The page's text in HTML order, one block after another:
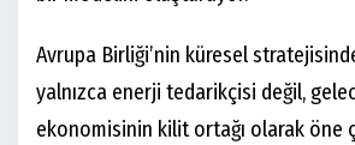
Avrupa Birliği’nin küresel
yalnızca enerji tedarikçisi değil,
ekonomisinin kilit ortağı olarak öne